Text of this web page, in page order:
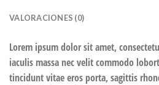
VALORACIONES (0)
Lorem ipsum dolor sit amet,
iaculis massa nec velit commodo
tincidunt vitae eros porta, sagittis